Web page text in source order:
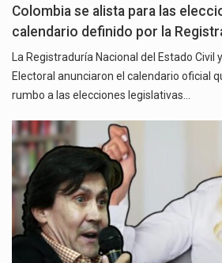
Colombia se alista para las
calendario definido por la
La Registraduría Nacional del Estado Civil
Electoral anunciaron el calendario oficial
rumbo a las elecciones legislativas…